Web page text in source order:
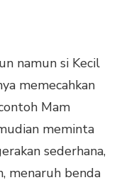
namun si Kecil
memecahkan
Mam
meminta
sederhana,
menaruh benda